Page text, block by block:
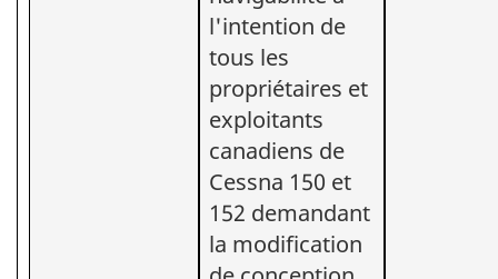
l'intention de
tous les
propriétaires et
exploitants
canadiens de
Cessna 150 et
152 demandant
la modification